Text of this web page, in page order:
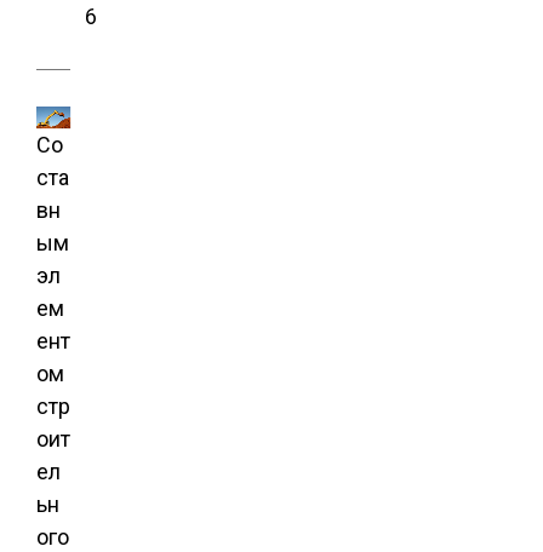
6
Со
ста
вн
ым
эл
ем
ент
ом
стр
оит
ел
ьн
ого